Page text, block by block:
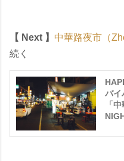
【 Next 】 中華路夜市（
続く
バイ
「